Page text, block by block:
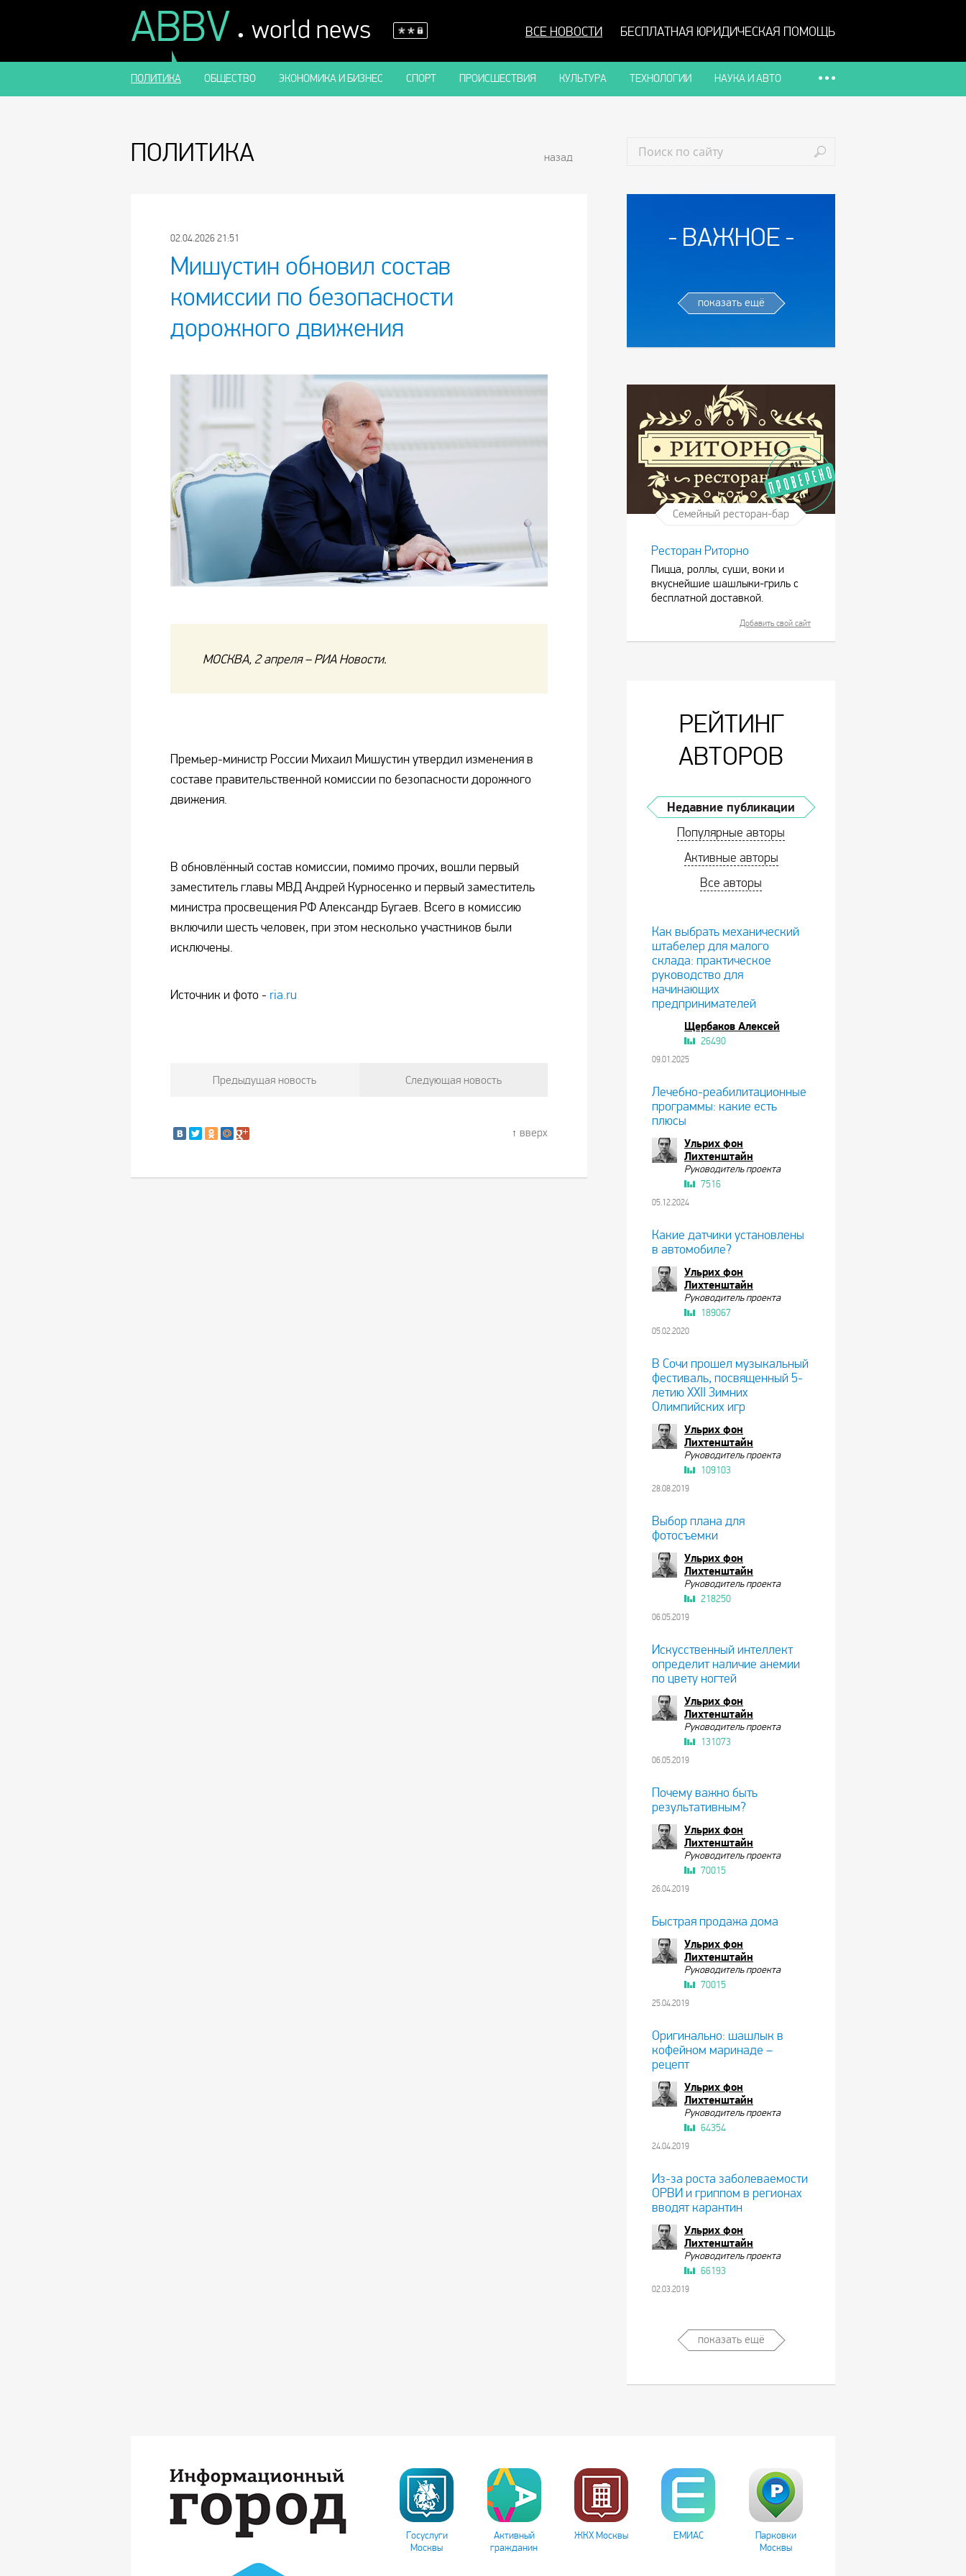
ABBV . world news ВСЕ НОВОСТИ БЕСПЛАТНАЯ ЮРИДИЧЕСКАЯ ПОМОЩЬ
ПОЛИТИКА ОБЩЕСТВО ЭКОНОМИКА И БИЗНЕС СПОРТ ПРОИСШЕСТВИЯ КУЛЬТУРА ТЕХНОЛОГИИ НАУКА И АВТО
ВАЖНОЕ
показать ещё
Семейный ресторан-бар
Ресторан Риторно
Пицца, роллы, суши, воки и
вкуснейшие шашлыки-гриль с
бесплатной доставкой.
Добавить свой сайт
РЕЙТИНГ
АВТОРОВ
Недавние публикации
Популярные авторы
Активные авторы
Все авторы
Как выбрать механический
штабелер для малого
склада: практическое
руководство для
начинающих
предпринимателей
Щербаков Алексей
26490
09.01.2025
Лечебно-реабилитационные
программы: какие есть
плюсы
Ульрих фон
Лихтенштайн
Руководитель проекта
7516
05.12.2024
Какие датчики установлены
в автомобиле?
Ульрих фон
Лихтенштайн
Руководитель проекта
189067
05.02.2020
В Сочи прошел музыкальный
фестиваль, посвященный 5-
летию XXII Зимних
Олимпийских игр
Ульрих фон
Лихтенштайн
Руководитель проекта
109103
28.08.2019
Выбор плана для
фотосъемки
Ульрих фон
Лихтенштайн
Руководитель проекта
218250
06.05.2019
Искусственный интеллект
определит наличие анемии
по цвету ногтей
Ульрих фон
Лихтенштайн
Руководитель проекта
131073
06.05.2019
Почему важно быть
результативным?
Ульрих фон
Лихтенштайн
Руководитель проекта
70015
26.04.2019
Быстрая продажа дома
Ульрих фон
Лихтенштайн
Руководитель проекта
70015
25.04.2019
Оригинально: шашлык в
кофейном маринаде –
рецепт
Ульрих фон
Лихтенштайн
Руководитель проекта
64354
24.04.2019
Из-за роста заболеваемости
ОРВИ и гриппом в регионах
вводят карантин
Ульрих фон
Лихтенштайн
Руководитель проекта
66193
02.03.2019
показать ещё
ПОЛИТИКА назад
02.04.2026 21:51
Мишустин обновил состав
комиссии по безопасности
дорожного движения
МОСКВА, 2 апреля – РИА Новости.
Премьер-министр России Михаил Мишустин утвердил изменения в
составе правительственной комиссии по безопасности дорожного
движения.
В обновлённый состав комиссии, помимо прочих, вошли первый
заместитель главы МВД Андрей Курносенко и первый заместитель
министра просвещения РФ Александр Бугаев. Всего в комиссию
включили шесть человек, при этом несколько участников были
исключены.
Источник и фото - ria.ru
Предыдущая новость Следующая новость
вверх
Госуслуги
Москвы
Активный
гражданин
ЖКХ Москвы ЕМИАС
Парковки
Москвы